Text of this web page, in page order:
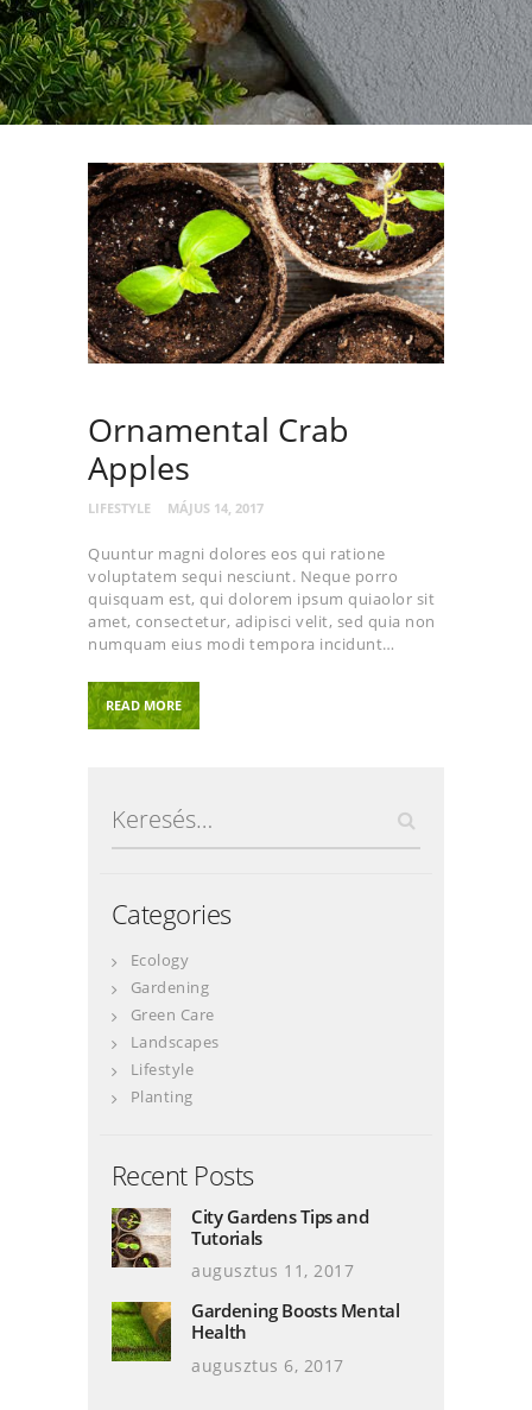
Ornamental Crab
Apples
LIFESTYLE MÁJUS 14, 2017
Quuntur magni dolores eos qui ratione
voluptatem sequi nesciunt. Neque porro
quisquam est, qui dolorem ipsum quiaolor sit
amet, consectetur, adipisci velit, sed quia non
numquam eius modi tempora incidunt…
READ MORE
Categories
Ecology
Gardening
Green Care
Landscapes
Lifestyle
Planting
Recent Posts
City Gardens Tips and
Tutorials
augusztus 11, 2017
Gardening Boosts Mental
Health
augusztus 6, 2017